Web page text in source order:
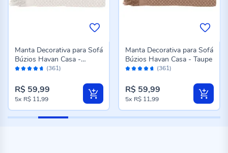
Avaliação: (361)
Manta Decorativa para Sofá
Búzios Havan Casa -
Marfim
R$ 59,99
5x R$ 11,99
Avaliação: (361)
Manta Decorativa para Sofá
Búzios Havan Casa - Taupe
R$ 59,99
5x R$ 11,99